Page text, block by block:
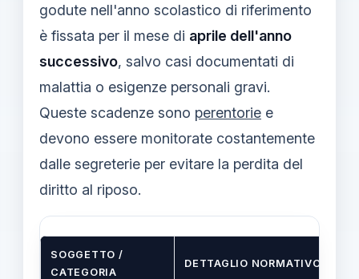
godute nell'anno scolastico di riferimento
è fissata per il mese di aprile dell'anno
successivo, salvo casi documentati di
malattia o esigenze personali gravi.
Queste scadenze sono perentorie e
devono essere monitorate costantemente
dalle segreterie per evitare la perdita del
diritto al riposo.
SOGGETTO /
CATEGORIA
DETTAGLIO NORMATIVO E